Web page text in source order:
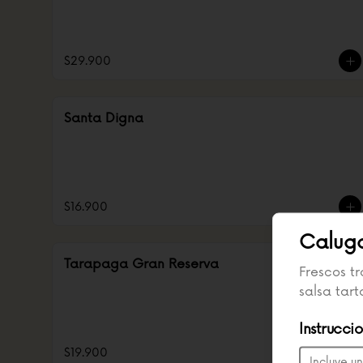
$29.900
Santa Digna
$16.900
Tarapaga Gran Reserva
$19.900
Frescos
salsa